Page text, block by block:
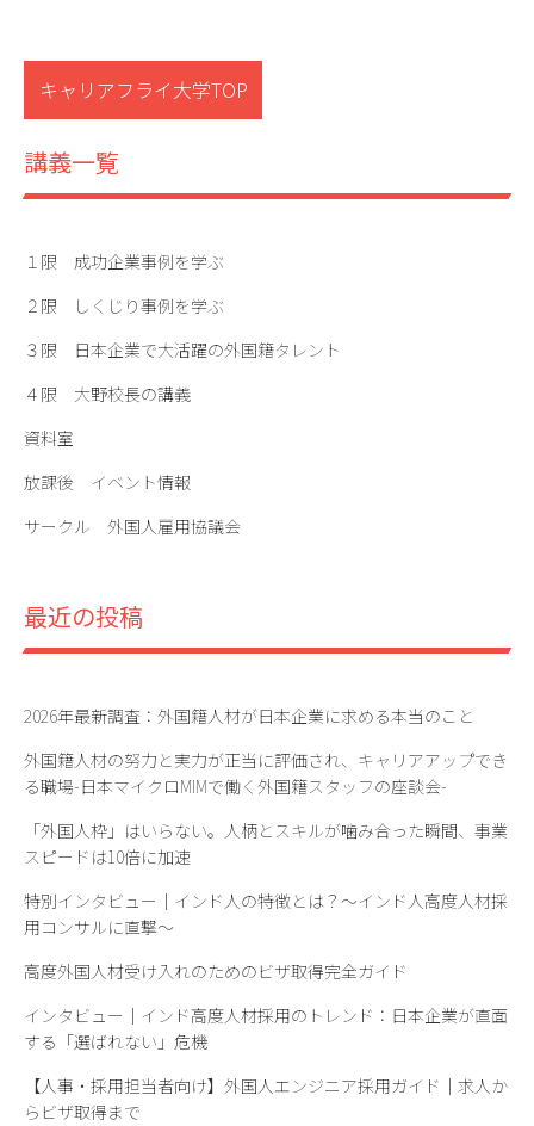
ビ
ゲ
ー
シ
ン
キャリアフライ大学TOP
講義一覧
１限 成功企業事例を学ぶ
２限 しくじり事例を学ぶ
３限 日本企業で大活躍の外国籍タレント
４限 大野校長の講義
資料室
放課後 イベント情報
サークル 外国人雇用協議会
最近の投稿
2026年最新調査：外国籍人材が日本企業に求める本当のこと
外国籍人材の努力と実力が正当に評価され、キャリアアップでき
る職場-日本マイクロMIMで働く外国籍スタッフの座談会-
「外国人枠」はいらない。人柄とスキルが噛み合った瞬間、事業
スピードは10倍に加速
特別インタビュー｜インド人の特徴とは？～インド人高度人材採
用コンサルに直撃〜
高度外国人材受け入れのためのビザ取得完全ガイド
インタビュー｜インド高度人材採用のトレンド：日本企業が直面
する「選ばれない」危機
【人事・採用担当者向け】外国人エンジニア採用ガイド｜求人か
らビザ取得まで